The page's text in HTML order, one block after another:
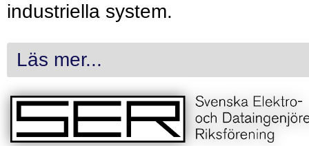
industriella system.
Läs mer...